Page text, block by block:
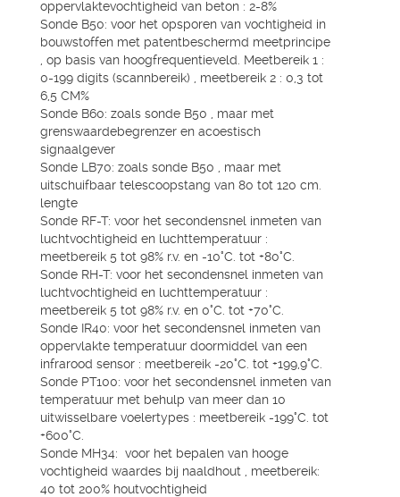
oppervlaktevochtigheid van beton : 2-8%
Sonde B50: voor het opsporen van vochtigheid in
bouwstoffen met patentbeschermd meetprincipe
, op basis van hoogfrequentieveld. Meetbereik 1 :
0-199 digits (scannbereik) , meetbereik 2 : 0,3 tot
6,5 CM%
Sonde B60: zoals sonde B50 , maar met
grenswaardebegrenzer en acoestisch
signaalgever
Sonde LB70: zoals sonde B50 , maar met
uitschuifbaar telescoopstang van 80 tot 120 cm.
lengte
Sonde RF-T: voor het secondensnel inmeten van
luchtvochtigheid en luchttemperatuur :
meetbereik 5 tot 98% r.v. en -10°C. tot +80°C.
Sonde RH-T: voor het secondensnel inmeten van
luchtvochtigheid en luchttemperatuur :
meetbereik 5 tot 98% r.v. en 0°C. tot +70°C.
Sonde IR40: voor het secondensnel inmeten van
oppervlakte temperatuur doormiddel van een
infrarood sensor : meetbereik -20°C. tot +199,9°C.
Sonde PT100: voor het secondensnel inmeten van
temperatuur met behulp van meer dan 10
uitwisselbare voelertypes : meetbereik -199°C. tot
+600°C.
Sonde MH34: voor het bepalen van hooge
vochtigheid waardes bij naaldhout , meetbereik:
40 tot 200% houtvochtigheid